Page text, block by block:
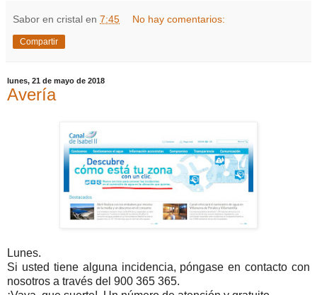
Sabor en cristal en 7:45 No hay comentarios:
Compartir
lunes, 21 de mayo de 2018
Avería
Lunes.
Si usted tiene alguna incidencia, póngase en contacto con
nosotros a través del 900 365 365.